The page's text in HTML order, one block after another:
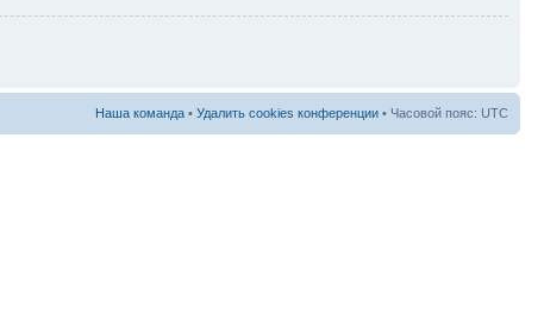
Наша команда • Удалить cookies конференции • Часовой пояс: UTC